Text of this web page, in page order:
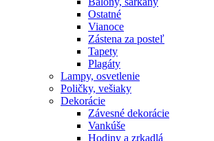
Ostatné
Vianoce
Zástena za posteľ
Tapety
Plagáty
Lampy, osvetlenie
Poličky, vešiaky
Dekorácie
Závesné dekorácie
Vankúše
Hodiny a zrkadlá